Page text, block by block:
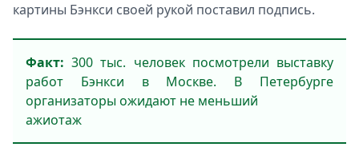
картины Бэнкси своей рукой поставил подпись.
Факт: 300 тыс. человек посмотрели выставку
работ Бэнкси в Москве. В Петербурге
организаторы ожидают не меньший
ажиотаж